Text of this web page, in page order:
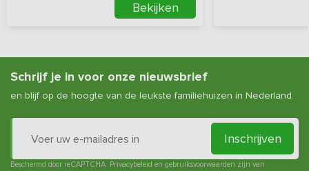
Bekijken
Schrijf je in voor onze nieuwsbrief
en blijf op de hoogte van de leukste familiehuizen in Nederland.
Inschrijven
Beschermd door reCAPTCHA. Privacybeleid en gebruiksvoorwaarden zijn van